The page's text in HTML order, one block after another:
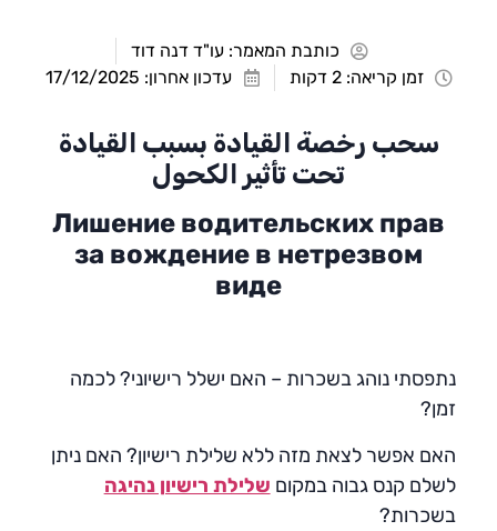
כותבת המאמר:עו"ד דנה דוד
זמן קריאה: 2 דקות
עדכון אחרון: 17/12/2025
سحب رخصة القيادة بسبب القيادة
تحت تأثير الكحول
Лишение водительских прав
за вождение в нетрезвом
виде
נתפסתי נוהג בשכרות – האם ישלל רישיוני? לכמה
זמן?
האם אפשר לצאת מזה ללא שלילת רישיון? האם ניתן
לשלם קנס גבוה במקום שלילת רישיון נהיגה
בשכרות?